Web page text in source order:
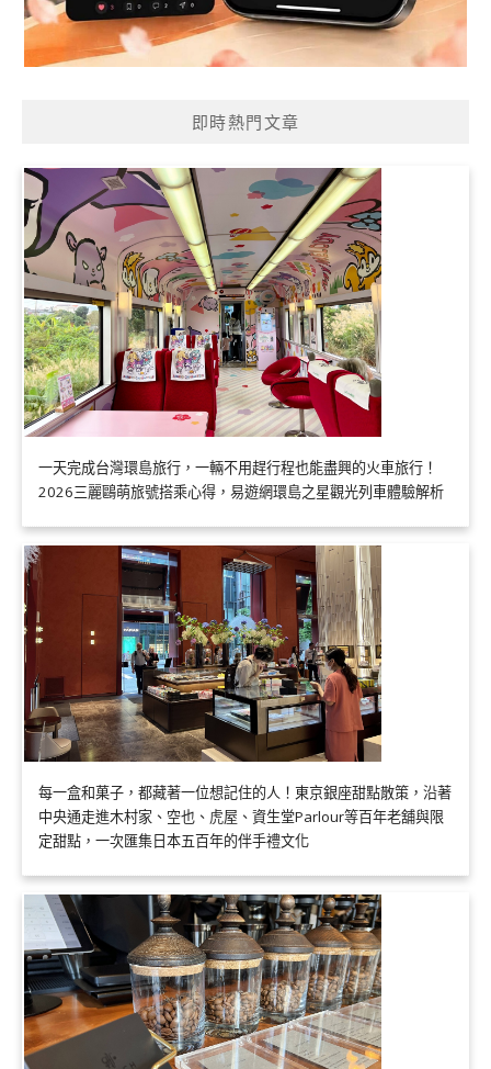
即時熱門文章
一天完成台灣環島旅行，一輛不用趕行程也能盡興的火車旅行！
2026三麗鷗萌旅號搭乘心得，易遊網環島之星觀光列車體驗解析
每一盒和菓子，都藏著一位想記住的人！東京銀座甜點散策，沿著
中央通走進木村家、空也、虎屋、資生堂Parlour等百年老舖與限
定甜點，一次匯集日本五百年的伴手禮文化